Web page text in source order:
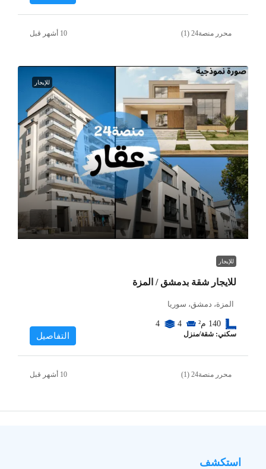
محرر منصة24 (1)
للإيجار
للإيجار
للايجار شقة بدمشق / المزة
المزة، دمشق، سوريا
140 م² 4
4
سكني: شقة/منزل التفاصيل
محرر منصة24 (1)
استكشف